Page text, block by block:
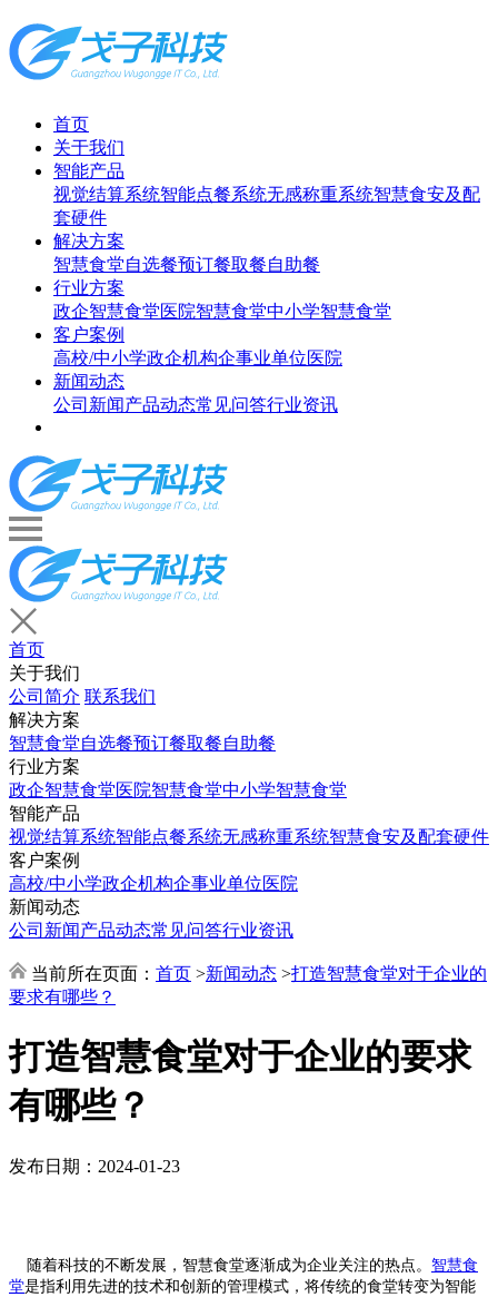
首页
关于我们
智能产品
视觉结算系统智能点餐系统无感称重系统智慧食安及配
套硬件
解决方案
智慧食堂自选餐预订餐取餐自助餐
行业方案
政企智慧食堂医院智慧食堂中小学智慧食堂
客户案例
高校/中小学政企机构企事业单位医院
新闻动态
公司新闻产品动态常见问答行业资讯
首页
关于我们
公司简介 联系我们
解决方案
智慧食堂自选餐预订餐取餐自助餐
行业方案
政企智慧食堂医院智慧食堂中小学智慧食堂
智能产品
视觉结算系统智能点餐系统无感称重系统智慧食安及配套硬件
客户案例
高校/中小学政企机构企事业单位医院
新闻动态
公司新闻产品动态常见问答行业资讯
当前所在页面： 首页 >新闻动态 >打造智慧食堂对于企业的
要求有哪些？
打造智慧食堂对于企业的要求
有哪些？
发布日期：2024-01-23
随着科技的不断发展，智慧食堂逐渐成为企业关注的热点。 智慧食
堂是指利用先进的技术和创新的管理模式，将传统的食堂转变为智能